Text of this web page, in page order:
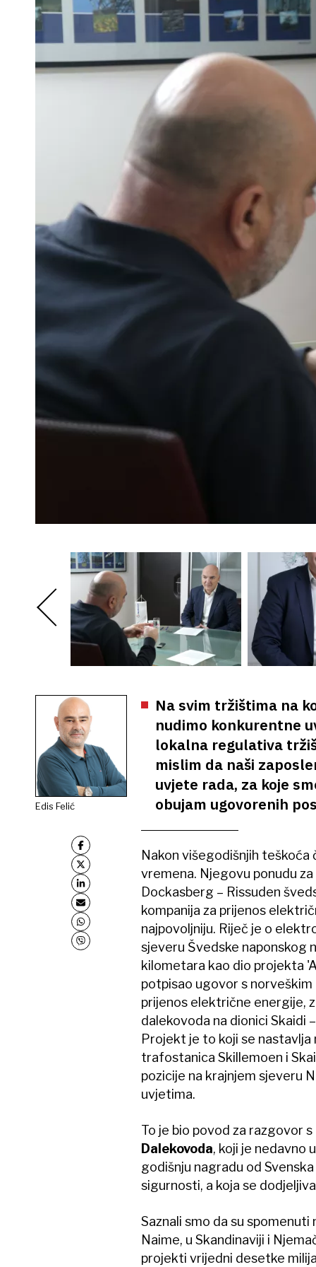
Edis Felić
Na svim tržištima na
nudimo konkurentne
lokalna regulativa
mislim da naši
uvjete rada, za koje
obujam ugovorenih
Nakon višegodišnjih teškoća
vremena. Njegovu ponudu
Dockasberg – Rissuden
kompanija za prijenos
najpovoljniju. Riječ je o
sjeveru Švedske naponskog
kilometara kao dio projekta
potpisao ugovor s
prijenos električne energije,
dalekovoda na dionici Skaidi
Projekt je to koji se nastavlja
trafostanica Skillemoen i
pozicije na krajnjem sjeveru
uvjetima.
To je bio povod za razgovor s
Dalekovoda, koji je nedavno
godišnju nagradu od
sigurnosti, a koja se
Saznali smo da su
Naime, u Skandinaviji i
projekti vrijedni desetke